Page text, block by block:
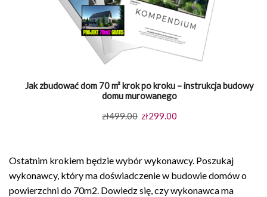
Jak zbudować dom 70 m² krok po kroku – instrukcja budowy
domu murowanego
zł499.00 Pierwotna
zł499.00.
zł299.00
zł299.00.
Ostatnim krokiem będzie wybór wykonawcy. Poszukaj
wykonawcy, który ma doświadczenie w budowie domów o
powierzchni do 70m2. Dowiedz się, czy wykonawca ma